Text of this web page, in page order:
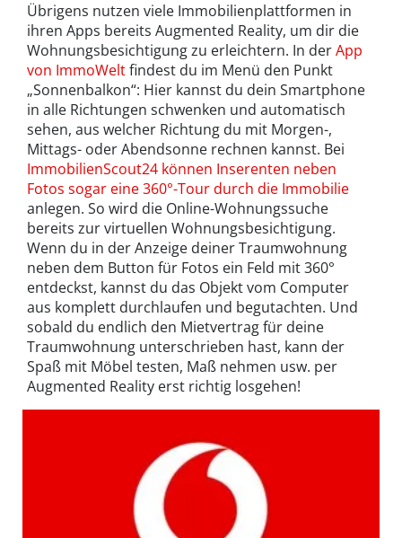
Übrigens nutzen viele Immobilienplattformen in
ihren Apps bereits Augmented Reality, um dir die
Wohnungsbesichtigung zu erleichtern. In derApp
von ImmoWeltfindest du im Menü den Punkt
„Sonnenbalkon“: Hier kannst du dein Smartphone
in alle Richtungen schwenken und automatisch
sehen, aus welcher Richtung du mit Morgen-,
Mittags- oder Abendsonne rechnen kannst. Bei
ImmobilienScout24 können Inserenten neben
Fotos sogar eine 360°-Tour durch die Immobilie
anlegen. So wird die Online-Wohnungssuche
bereits zur virtuellen Wohnungsbesichtigung.
Wenn du in der Anzeige deiner Traumwohnung
neben dem Button für Fotos ein Feld mit 360°
entdeckst, kannst du das Objekt vom Computer
aus komplett durchlaufen und begutachten. Und
sobald du endlich den Mietvertrag für deine
Traumwohnung unterschrieben hast, kann der
Spaß mit Möbel testen, Maß nehmen usw. per
Augmented Reality erst richtig losgehen!